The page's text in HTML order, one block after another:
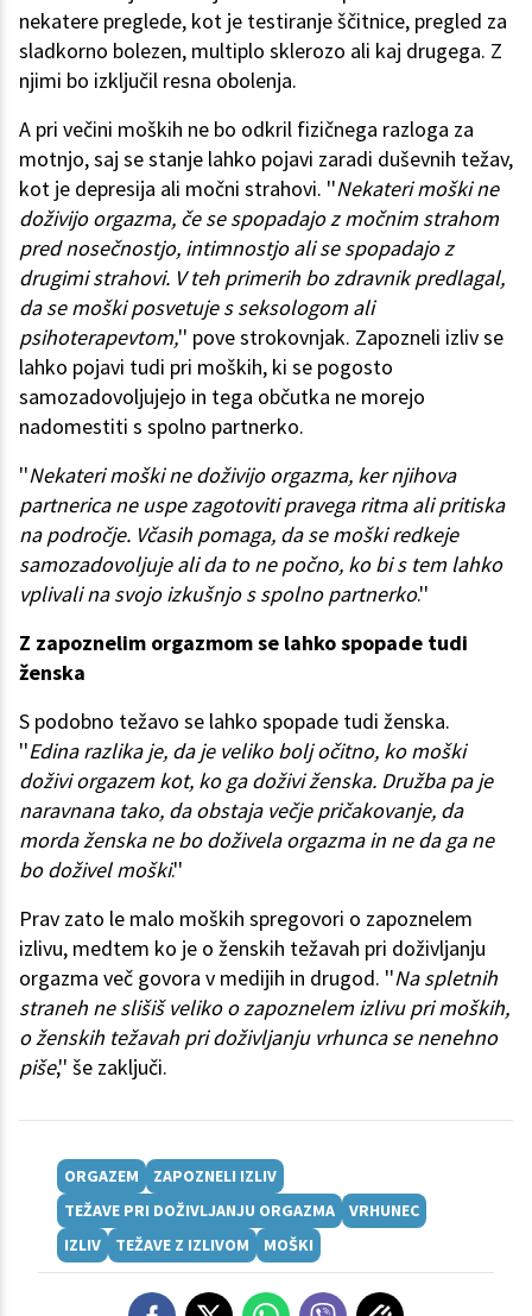
nekatere preglede, kot je testiranje ščitnice, pregled za
sladkorno bolezen, multiplo sklerozo ali kaj drugega. Z
njimi bo izključil resna obolenja.
A pri večini moških ne bo odkril fizičnega razloga za
motnjo, saj se stanje lahko pojavi zaradi duševnih težav,
kot je depresija ali močni strahovi. ''Nekateri moški ne
doživijo orgazma, če se spopadajo z močnim strahom
pred nosečnostjo, intimnostjo ali se spopadajo z
drugimi strahovi. V teh primerih bo zdravnik predlagal,
da se moški posvetuje s seksologom ali
psihoterapevtom,'' pove strokovnjak. Zapozneli izliv se
lahko pojavi tudi pri moških, ki se pogosto
samozadovoljujejo in tega občutka ne morejo
nadomestiti s spolno partnerko.
''Nekateri moški ne doživijo orgazma, ker njihova
partnerica ne uspe zagotoviti pravega ritma ali pritiska
na področje. Včasih pomaga, da se moški redkeje
samozadovoljuje ali da to ne počno, ko bi s tem lahko
vplivali na svojo izkušnjo s spolno partnerko.''
Z zapoznelim orgazmom se lahko spopade tudi
ženska
S podobno težavo se lahko spopade tudi ženska.
''Edina razlika je, da je veliko bolj očitno, ko moški
doživi orgazem kot, ko ga doživi ženska. Družba pa je
naravnana tako, da obstaja večje pričakovanje, da
morda ženska ne bo doživela orgazma in ne da ga ne
bo doživel moški.''
Prav zato le malo moških spregovori o zapoznelem
izlivu, medtem ko je o ženskih težavah pri doživljanju
orgazma več govora v medijih in drugod. ''Na spletnih
straneh ne slišiš veliko o zapoznelem izlivu pri moških,
o ženskih težavah pri doživljanju vrhunca se nenehno
piše,'' še zaključi.
ORGAZEM
ZAPOZNELI IZLIV
TEŽAVE PRI DOŽIVLJANJU ORGAZMA
VRHUNEC
IZLIV
TEŽAVE Z IZLIVOM MOŠKI